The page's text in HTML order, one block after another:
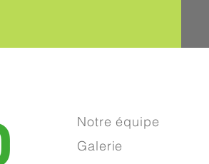
Notre équipe
Galerie